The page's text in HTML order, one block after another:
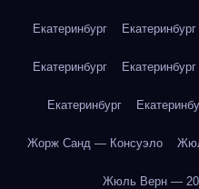
Екатеринбург Екатеринбург
Екатеринбург Екатеринбург
Екатеринбург
Жорж Санд — Консуэло
Жюль Верн — 20